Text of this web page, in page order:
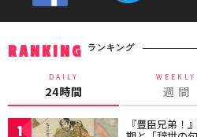
RANKING ランキング
DAILY
24時間
WEEKLY
週 間
1 『豊臣兄弟！